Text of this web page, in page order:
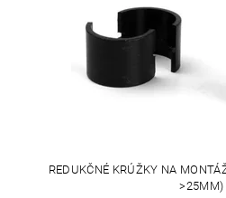
REDUKČNÉ KRÚŽKY NA
>25MM)